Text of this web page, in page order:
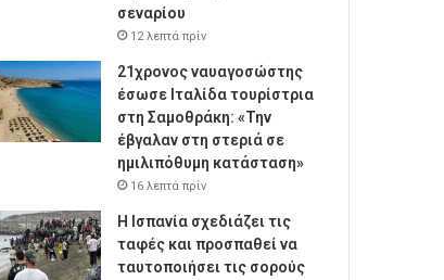
σεναρίου
12 λεπτά πρίν
21χρονος ναυαγοσώστης
έσωσε Ιταλίδα τουρίστρια
στη Σαμοθράκη: «Την
έβγαλαν στη στεριά σε
ημιλιπόθυμη κατάσταση»
16 λεπτά πρίν
Η Ισπανία σχεδιάζει τις
ταφές και προσπαθεί να
ταυτοποιήσει τις σορούς